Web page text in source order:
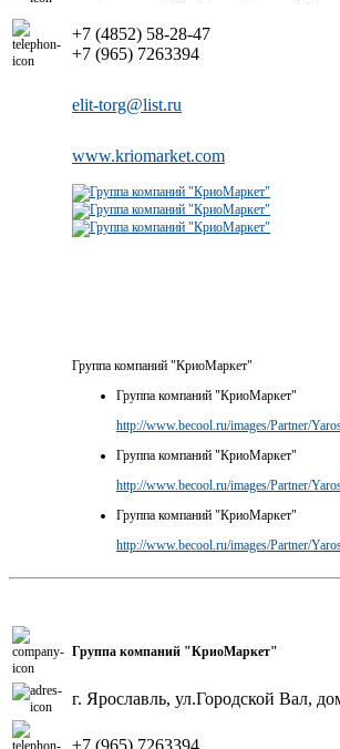
+7 (4852) 58-28-47
+7 (965) 7263394
elit-torg@list.ru
www.kriomarket.com
Группа компаний "КриоМаркет"
Группа компаний "КриоМаркет"
http://www.becool.ru/images/Partner/
Группа компаний "КриоМаркет"
http://www.becool.ru/images/Partner/
Группа компаний "КриоМаркет"
http://www.becool.ru/images/Partner/
Группа компаний "КриоМаркет"
г. Ярославль, ул.Городской Вал,
+7 (965) 7263394